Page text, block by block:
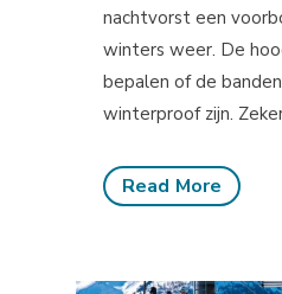
nachtvorst een
winters weer. De
bepalen of de
winterproof zijn.
Read More